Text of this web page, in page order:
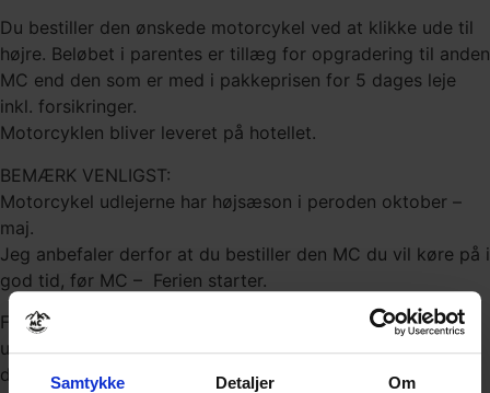
Samtykke Detaljer Om
Du bestiller den ønskede motorcykel ved at klikke ude til
højre. Beløbet i parentes er tillæg for opgradering til anden
MC end den som er med i pakkeprisen for 5 dages leje
inkl. forsikringer.
Motorcyklen bliver leveret på hotellet.
BEMÆRK VENLIGST:
Motorcykel udlejerne har højsæson i peroden oktober –
maj.
Jeg anbefaler derfor at du bestiller den MC du vil køre på i
god tid, før MC – Ferien starter.
Finder du ikke den MC du ønsker at køre på i kolonnen
ude til højre, så endelig kontakt mig, så hjælper jeg med
dette.